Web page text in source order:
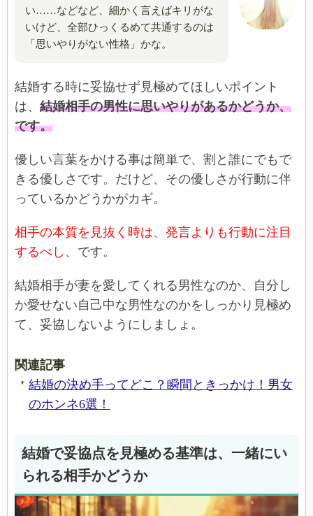
い……などなど、細かく言えばキリがな
いけど、全部ひっくるめて共通するのは
「思いやりがない性格」かな。
結婚する時に妥協せず見極めてほしいポイント
は、 結婚相手の男性に思いやりがあるかどうか、
です。
優しい言葉をかける事は簡単で、割と誰にでもで
きる優しさです。だけど、その優しさが行動に伴
っているかどうかがカギ。
相手の本質を見抜く時は、発言よりも行動に注目
するべし 、です。
結婚相手が妻を愛してくれる男性なのか、自分し
か愛せない自己中な男性なのかをしっかり見極め
て、妥協しないようにしましょ。
関連記事
結婚の決め手ってどこ？瞬間ときっかけ！男女
のホンネ6選！
結婚で妥協点を見極める基準は、一緒にい
られる相手かどうか